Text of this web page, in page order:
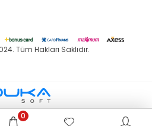
Tüm Hakları Saklıdır.
0